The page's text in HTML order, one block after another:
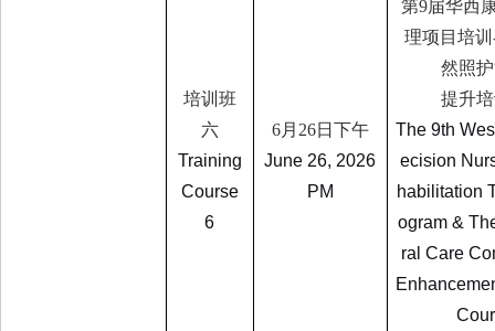
培训班
六
Training
Course
6
6月 26日下午
June 26, 2026
PM
第9届华西
理项目培训
然照
提升
The 9th
ecision
habilitation
ogram &
ral Care